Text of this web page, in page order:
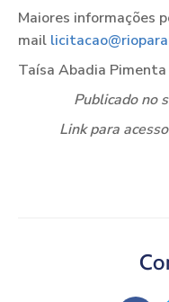
Maiores informações
mail
Taísa Abadia
Publicado no
Link para